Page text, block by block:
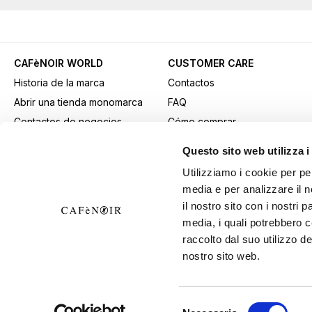
Questo sito web utilizza i
Utilizziamo i cookie per
media e per analizzare il
il nostro sito con i nostri
media, i quali potrebbero
raccolto dal suo utilizzo
nostro sito web.
CAFèNOIR WORLD
Historia de la marca
Abrir una tienda monomarca
Contactos de negocios
CUSTOMER CARE
Contactos
FAQ
Cómo comprar
Transporte
Devoluciones y retiros
Condiciones generales de
venta
Ejercer el derecho de
desistimiento